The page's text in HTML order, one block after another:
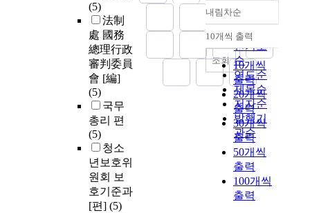
(5)
法制
處 國務
總理行政
審判委員
會 [編]
(5)
국무
총리 편
(5)
청소
년보호위
원회 보
호기준과
[편] (5)
정확도
순
인기도
순
연도순
제목순
저자순
발행기
관순
내림차순
내림차순
10개씩 출력
10개씩
출력
20개씩
출력
30개씩
출력
50개씩
출력
100개씩
출력
조회